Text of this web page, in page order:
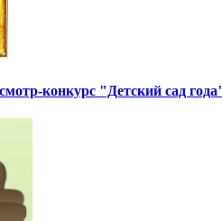
конкурс "Детский сад